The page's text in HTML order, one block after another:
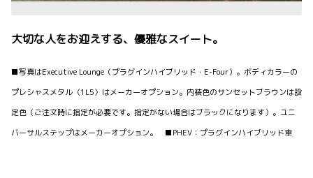
大切な人をお迎えする、優雅なスイート。
■写真はExecutive Lounge（プラグインハイブリッド・E-Four）。ボディカラーの
プレシャスメタル〈1L5〉はメーカーオプション。内装色のサンセットブラウンは設
定色（ご注文時に指定が必要です。指定がない場合はブラックになります）。ユニ
バーサルステップはメーカーオプション。 ■PHEV：プラグインハイブリッド車